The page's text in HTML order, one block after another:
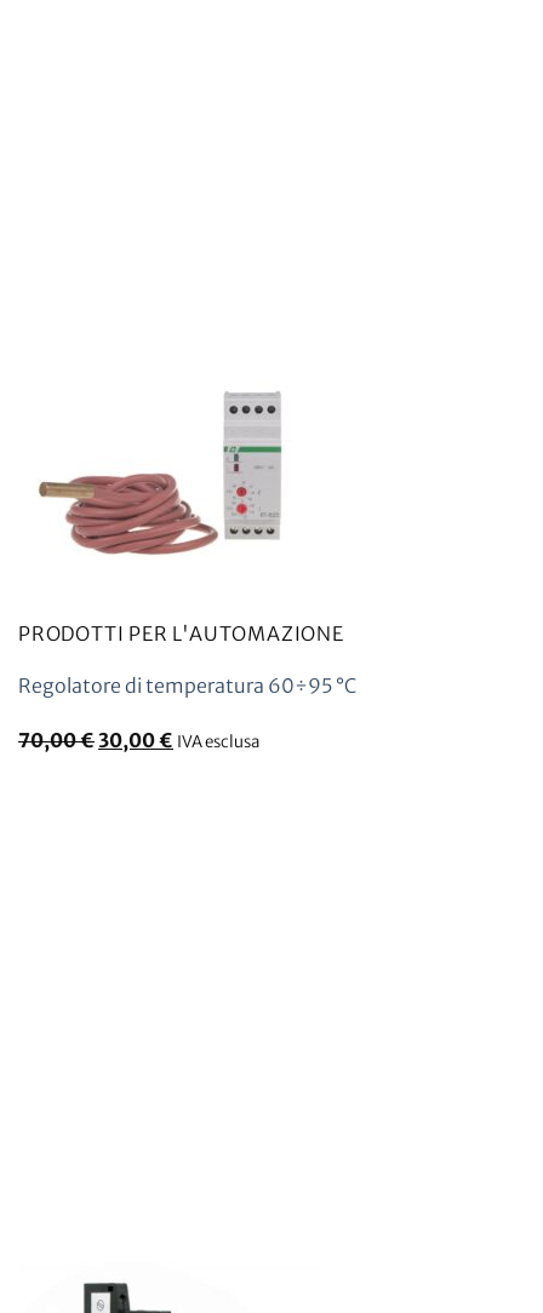
PRODOTTI PER L'AUTOMAZIONE
Regolatore di temperatura 60÷95 °C
70,00€Il
30,00€ IlIVA esclusa